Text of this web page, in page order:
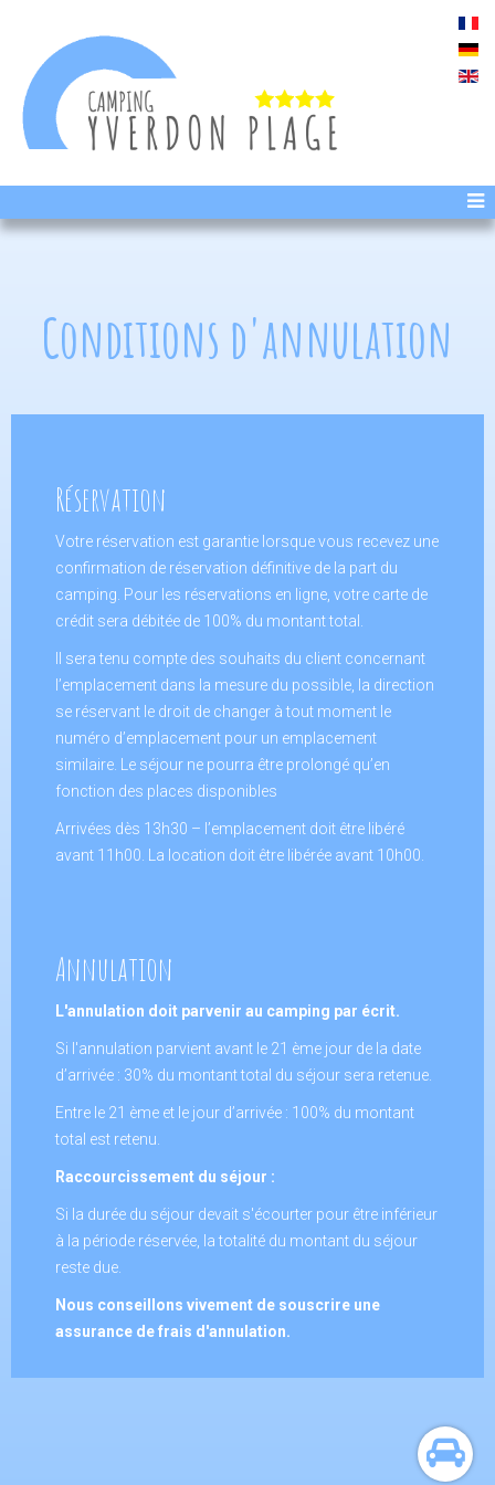
Conditions d'annulation
Réservation
Votre réservation est garantie lorsque vous recevez une
confirmation de réservation définitive de la part du
camping. Pour les réservations en ligne, votre carte de
crédit sera débitée de 100% du montant total.
Il sera tenu compte des souhaits du client concernant
l’emplacement dans la mesure du possible, la direction
se réservant le droit de changer à tout moment le
numéro d’emplacement pour un emplacement
similaire. Le séjour ne pourra être prolongé qu’en
fonction des places disponibles
Arrivées dès 13h30 – l’emplacement doit être libéré
avant 11h00. La location doit être libérée avant 10h00.
Annulation
L'annulation doit parvenir au camping par écrit.
Si l'annulation parvient avant le 21 ème jour de la date
d’arrivée : 30% du montant total du séjour sera retenue.
Entre le 21 ème et le jour d’arrivée : 100% du montant
total est retenu.
Raccourcissement du séjour :
Si la durée du séjour devait s'écourter pour être inférieur
à la période réservée, la totalité du montant du séjour
reste due.
Nous conseillons vivement de souscrire une
assurance de frais d'annulation.